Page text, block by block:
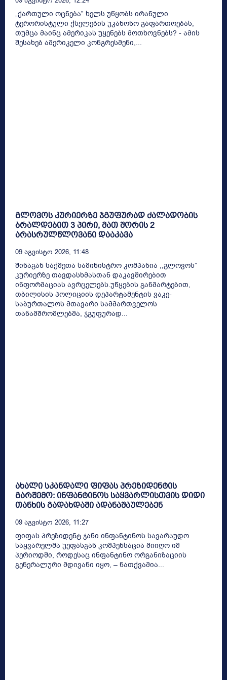
„ქართული ოცნება” ხელს უწყობს ირანული
ტერორისტული ქსელების უკანონო გაფართოებას,
თუმცა მაინც ამერიკას უყენებს მოთხოვნებს? - ამის
შესახებ ამერიკელი კონგრესმენი,...
გლოვოს კურიერზე ჯგუფურად ძალადობის
ბრალდებით 3 პირი, მათ შორის 2
არასრულწლოვანი დააკავა
09 Აგვისტო 2026, 11:48
შინაგან საქმეთა სამინისტრო კომპანია ,,გლოვოს”
კურიერზე თავდასხმასთან დაკავშირებით
ინფორმაციას ავრცელებს.უწყების განმარტებით,
თბილისის პოლიციის დეპარტამენტის ვაკე-
საბურთალოს მთავარი სამმართველოს
თანამშრომლებმა, ჯგუფურად...
ახალი სკანდალი ფიფას პრეზიდენტის
გარშემო: ინფანტინოს საყვარლისთვის დიდი
თანხის გადახდაში ადანაშაულებენ
09 Აგვისტო 2026, 11:27
ფიფას პრეზიდენტ ჯანი ინფანტინოს სავარაუდო
საყვარელმა უეფასგან კომპენსაცია მიიღო იმ
პერიოდში, როდესაც ინფანტინო ორგანიზაციის
გენერალური მდივანი იყო, – ნათქვამია...